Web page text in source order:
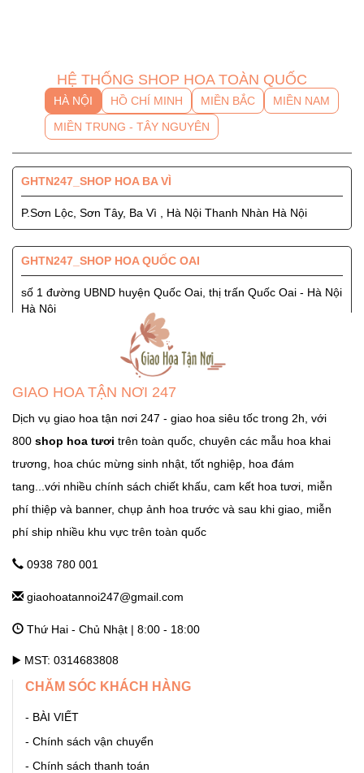
GIAO HOA TẬN NƠI 247
Dịch vụ giao hoa tận nơi 247 - giao hoa siêu tốc trong 2h, với
800 shop hoa tươi trên toàn quốc, chuyên các mẫu hoa khai
trương, hoa chúc mừng sinh nhật, tốt nghiệp, hoa đám
tang...với nhiều chính sách chiết khấu, cam kết hoa tươi, miễn
phí thiệp và banner, chụp ảnh hoa trước và sau khi giao, miễn
phí ship nhiều khu vực trên toàn quốc
0938 780 001
giaohoatannoi247@gmail.com
Thứ Hai - Chủ Nhật | 8:00 - 18:00
▶️ MST: 0314683808
CHĂM SÓC KHÁCH HÀNG
- BÀI VIẾT
- Chính sách vận chuyển
- Chính sách thanh toán
HỆ THỐNG SHOP HOA TOÀN QUỐC
HÀ NỘI HỒ CHÍ MINH MIỀN BẮC
MIỀN NAM
MIỀN TRUNG - TÂY NGUYÊN
GHTN247_SHOP HOA BA VÌ
P.Sơn Lộc, Sơn Tây, Ba Vì , Hà Nội Thanh Nhàn Hà Nội
GHTN247_SHOP HOA QUỐC OAI
số 1 đường UBND huyện Quốc Oai, thị trấn Quốc Oai - Hà Nội
Hà Nội
GHTN247_SHOP HOA SÓC SƠN
Quốc Lộ 3, Xã Phù Lỗ, Huyện Sóc Sơn, Thành Phố Hà Nội
Tỉnh Lộ 84, TT. Liên Quan, Thạch Thất, Hà Nội Hà Nội
GHTN247_SHOP HOA THANH OAI
Số 7 Dốc Mọc - Cao Dương - Thanh Oai - Hà Nội Hà Nội
Hà Nội
11 Quang Trung, thị trấn Vân Đình - Ứng Hòa - Hà Nội Hà Nội